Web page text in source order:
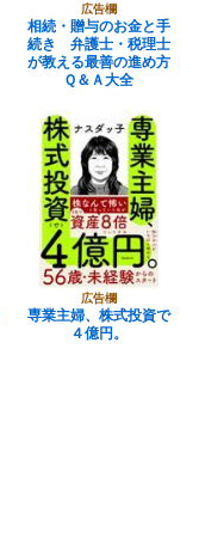
広告欄
相続・贈与のお金と手
続き 弁護士・税理士
が教える最善の進め方
Ｑ＆Ａ大全
広告欄
専業主婦、株式投資で
４億円。